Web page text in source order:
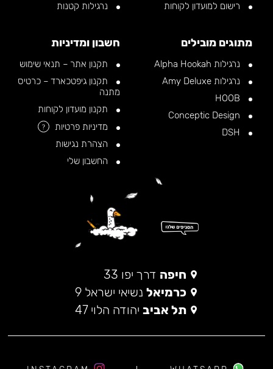
רישום למועדון לקוחות
נרגילות קטנות
מתוגים מובילים
נרגילות Alpha Hookah
נרגילות Amy Deluxe
חשבון ומדיניות
תקנון אתר – תנאי שימוש
תקנון גיפטכארד – כרטיס
מתנה
תקנון מועדון לקוחות
מדיניות פרטיות
?
הצהרת נגישות
החשבון שלי
חיפה דרך יפו 33
כרמיאל נשיאי ישראל 9
תל אביב יהודה הלוי 47